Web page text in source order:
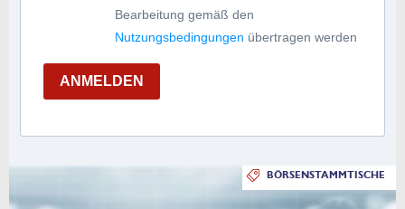
Bearbeitung gemäß den
Nutzungsbedingungen übertragen werden
ANMELDEN
BÖRSENSTAMMTISCHE